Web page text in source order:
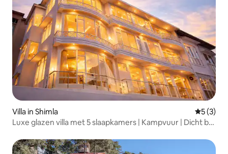
Villa in Shimla
5 (3)
Luxe glazen villa met 5 slaapkamers | Kampvuur | Dicht bij